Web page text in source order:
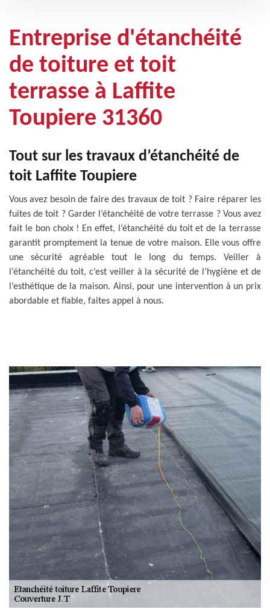
Entreprise d'étanchéité
de toiture et toit
terrasse à Laffite
Toupiere 31360
Tout sur les travaux d’étanchéité de
toit Laffite Toupiere
Vous avez besoin de faire des travaux de toit ? Faire réparer les
fuites de toit ? Garder l’étanchéité de votre terrasse ? Vous avez
fait le bon choix ! En effet, l’étanchéité du toit et de la terrasse
garantit promptement la tenue de votre maison. Elle vous offre
une sécurité agréable tout le long du temps. Veiller à
l’étanchéité du toit, c’est veiller à la sécurité de l’hygiène et de
l’esthétique de la maison. Ainsi, pour une intervention à un prix
abordable et fiable, faites appel à nous.